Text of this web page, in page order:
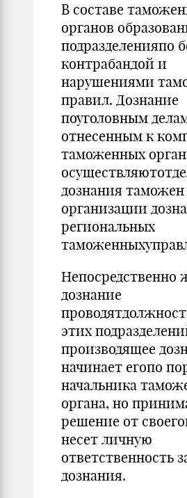
В составе
органов
подразде­ленияпо
контрабандой и
нарушениями
правил. Дознание
поуголовным
отнесен­ным к
таможенных
дознания
организации
региональных
Непосредственно
дознание
этих
производящее
начинает егопо
начальника
ор­гана, но
решение от
несет лич­ную
ответственность
дознания.